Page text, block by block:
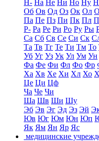
Н- На Не Ни Но Ну
Об Ов Од Оз Ок Ол
Па Пе Пз Пи Пк Пл
Р- Ра Ре Ри Ро Ру Ры
Са Сб Св Се Си Ск
Та Тв Тг Те Ти Тм То
Уб Уг Уз Ук Ул Ум Ун
Фа Фе Фи Фл Фо Фр
Ха Хв Хе Хи Хл Хо
Це Ци Цф
Ча Че Чи
Ша Шв Ши Шу
Эб Эв Эг Эд Эз Эй
Юв Юг Юм Юн Юп
Як Ям Ян Яр Яс
медицинские